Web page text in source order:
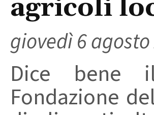
agricoli
giovedì 6
Dice bene
Fondazione